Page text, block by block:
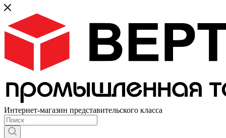
Интернет-магазин представительского класса